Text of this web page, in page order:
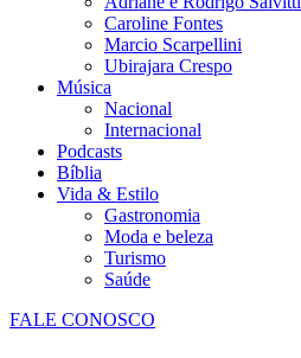
Caroline Fontes
Marcio Scarpellini
Ubirajara Crespo
Música
Nacional
Internacional
Podcasts
Bíblia
Vida & Estilo
Gastronomia
Moda e beleza
Turismo
Saúde
FALE CONOSCO